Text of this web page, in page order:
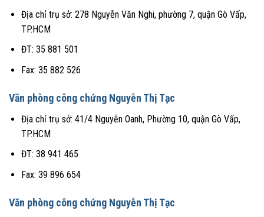
Địa chỉ trụ sở: 278 Nguyễn Văn Nghi, phường 7, quận Gò Vấp,
TP.HCM
ĐT: 35 881 501
Fax: 35 882 526
Văn phòng công chứng Nguyễn Thị Tạc
Địa chỉ trụ sở: 41/4 Nguyễn Oanh, Phường 10, quận Gò Vấp,
TP.HCM
ĐT: 38 941 465
Fax: 39 896 654
Văn phòng công chứng Nguyễn Thị Tạc